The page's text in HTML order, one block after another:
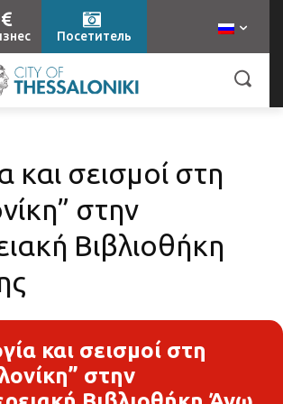
Посетитель
και σεισμοί στη
στην
Βιβλιοθήκη
και σεισμοί στη
στην